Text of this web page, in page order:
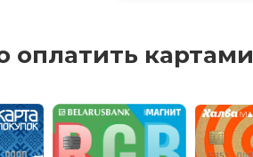
оплатить